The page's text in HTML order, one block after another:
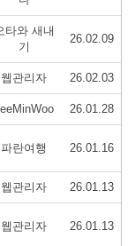
타와 새내
기
26.02.09
웹관리자 26.02.03
LeeMinWoo 26.01.28
파란여행 26.01.16
웹관리자 26.01.13
웹관리자 26.01.13